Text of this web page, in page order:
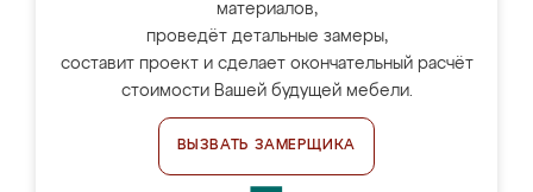
материалов,
проведёт детальные замеры,
составит проект и сделает окончательный расчёт
стоимости Вашей будущей мебели.
ВЫЗВАТЬ ЗАМЕРЩИКА